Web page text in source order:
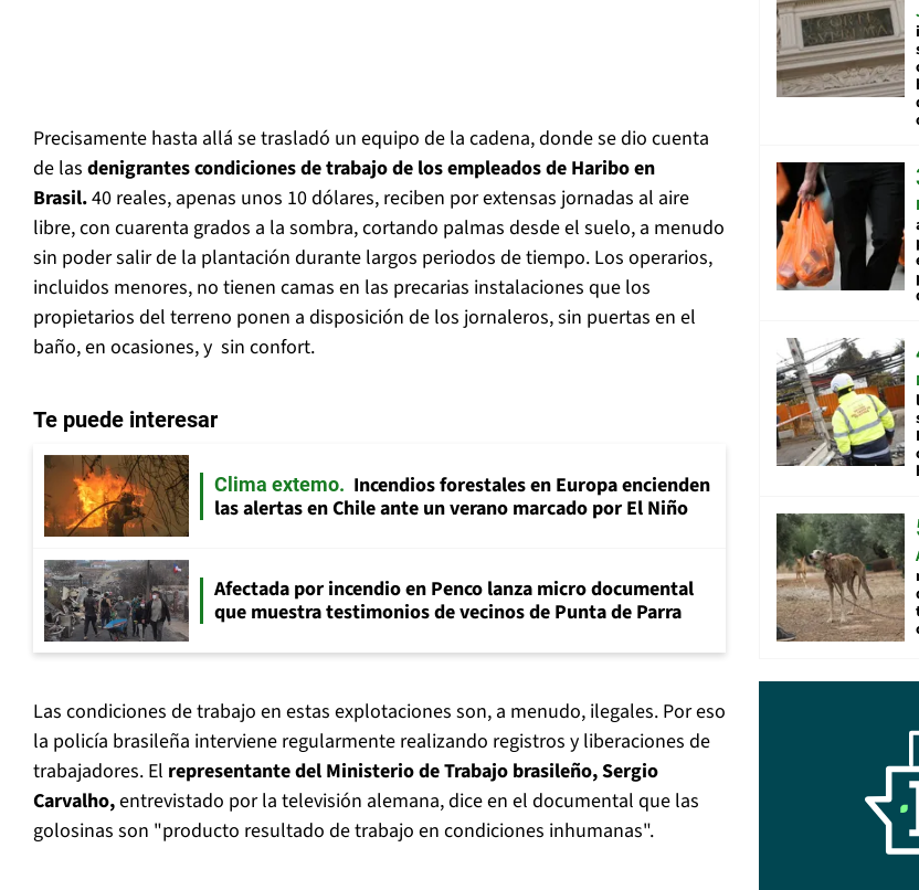
Precisamente hasta allá se trasladó un equipo de la cadena, donde se dio cuenta
de las denigrantes condiciones de trabajo de los empleados de Haribo en
Brasil.40 reales, apenas unos 10 dólares, reciben por extensas jornadas al aire
libre, con cuarenta grados a la sombra, cortando palmas desde el suelo, a menudo
sin poder salir de la plantación durante largos periodos de tiempo. Los operarios,
incluidos menores, no tienen camas en las precarias instalaciones que los
propietarios del terreno ponen a disposición de los jornaleros, sin puertas en el
baño, en ocasiones, y sin confort.
Te puede interesar
Clima extemo
Incendios forestales en Europa encienden
las alertas en Chile ante un verano marcado por El Niño
Afectada por incendio en Penco lanza micro documental
que muestra testimonios de vecinos de Punta de Parra
Las condiciones de trabajo en estas explotaciones son, a menudo, ilegales. Por eso
la policía brasileña interviene regularmente realizando registros y liberaciones de
trabajadores. El representante del Ministerio de Trabajo brasileño, Sergio
Carvalho,entrevistado por la televisión alemana, dice en el documental que las
golosinas son "producto resultado de trabajo en condiciones inhumanas".